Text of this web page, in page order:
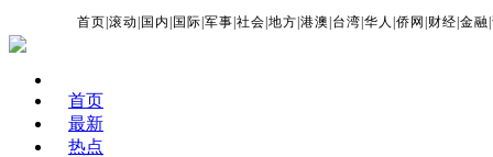
首页 |滚动 国内 国际 |军事 |社会 |地方 |港澳 台湾 |华人 |侨网 财经 |金融 |
首页
最新
热点